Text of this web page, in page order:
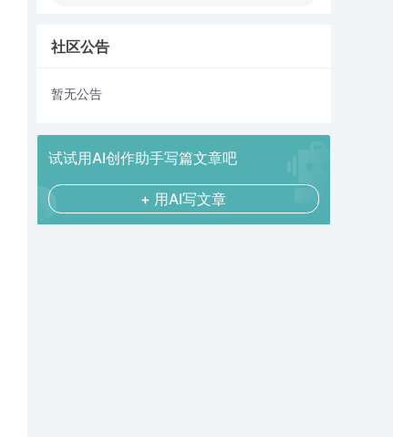
社区公告
暂无公告
试试用AI创作助手写篇文章吧
+ 用AI写文章